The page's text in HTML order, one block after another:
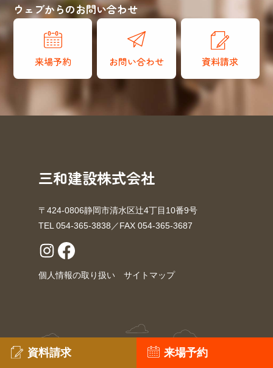
資料請求 来場予約
ウェブからのお問い合わせ
来場予約 お問い合わせ 資料請求
三和建設株式会社
〒424-0806静岡市清水区辻4丁目10番9号
TEL 054-365-3838／FAX 054-365-3687
個人情報の取り扱い サイトマップ
Copyright © Sanwa kensetsu. All Rights Reserved.